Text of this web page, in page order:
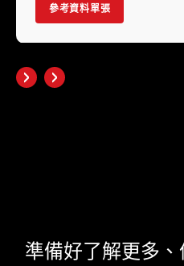
參考資料單張
準備好了解更多